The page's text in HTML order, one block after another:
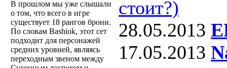
В прошлом мы уже слышали
о том, что всего в игре
существует 18 рангов брони.
По словам Bashiok, этот сет
подходит для персонажей
средних уровней, являясь
переходным звеном между
стоит?)
28.05.2013
17.05.2013